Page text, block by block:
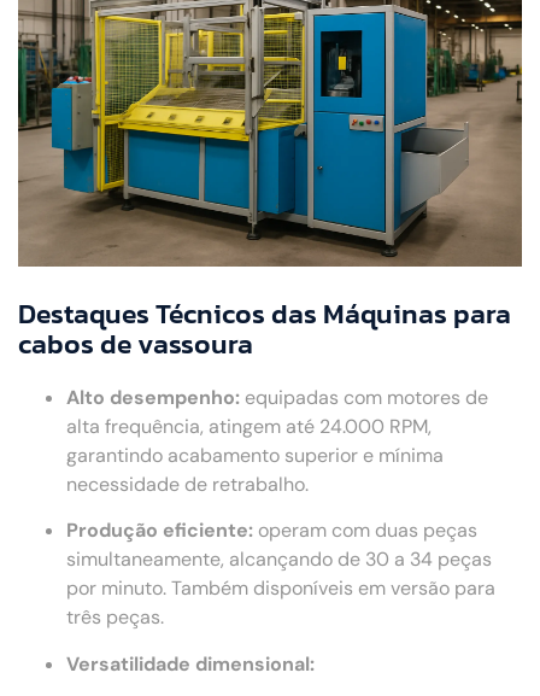
Destaques Técnicos das Máquinas para
cabos de vassoura
Alto desempenho: equipadas com motores de
alta frequência, atingem até 24.000 RPM,
garantindo acabamento superior e mínima
necessidade de retrabalho.
Produção eficiente: operam com duas peças
simultaneamente, alcançando de 30 a 34 peças
por minuto. Também disponíveis em versão para
três peças.
Versatilidade dimensional: